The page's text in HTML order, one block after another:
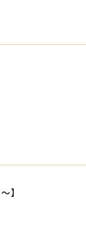
】